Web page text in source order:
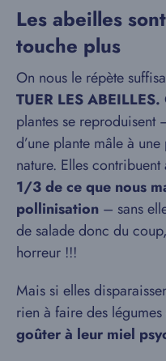
Les abeilles
touche plus
On nous le répète
TUER LES ABEILLES.
plantes se reproduisent
d’une plante mâle à
nature. Elles
1/3 de ce que nous
pollinisation – sans
de salade donc du
horreur !!!
Mais si elles
rien à faire des légumes
goûter à leur miel